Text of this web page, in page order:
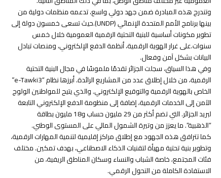
وتندرج هذه المبادرة ضمن جهد دولي واسع، تدعمه منظمات دولية من
بينها برنامج الأمم المتحدة الإنمائي (UNDP).حيث تسعى خمسون دولة إلى
تطوير مكونات أساسية للبنية التحتية الرقمية العمومية خلال خمس
سنوات.على غرار الهوية الرقمية، أنظمة الدفع الإلكتروني، ومنصات تبادل
البيانات بشكل آمن وفعال.
وفي هذا السياق، سجلت الجزائر تقدمًا ملموسًا في مجال البنية التحتية
الرقمية، من خلال إطلاق عدد من المشاريع الرائدة. أبرزها نظام “e-Tawki3”
الخاص بالهوية الرقمية والتوقيع الإلكتروني. والذي يتيح للمواطنين الولوج
الآمن إلى الخدمات الرقمية، إضافة إلى منظومة الدفع الإلكتروني التابعة
لبريد الجزائر. التي تضم أكثر من 29 مليون حساب و18 مليون بطاقة
“الذهبية”. ما يعزز من وتيرة الشمول المالي على المستوى الوطني.
كما تترافق هذه الجهود مع إطلاق مراكز إقليمية لتنمية المهارات الرقمية،
وتطوير بنية تحتية مهيأة لتقنيات الذكاء الاصطناعي، بهدف تمكين. مختلف
فئات المجتمع، خاصة الشباب والنساء وسكان المناطق الريفية، من
الاستفادة الكاملة من التحول الرقمي.